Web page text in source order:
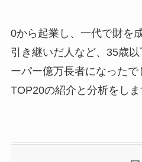
0から起業し、一代で財を
引き継いだ人など、35歳
ーパー億万長者になったで
TOP20の紹介と分析をしま